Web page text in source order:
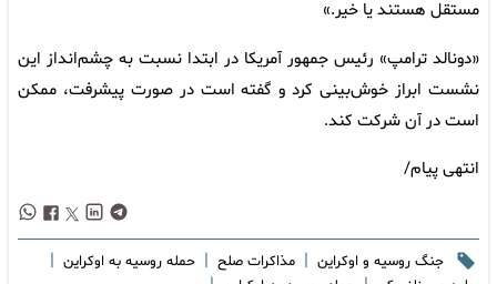
مستقل هستند یا خیر.»
«دونالد ترامپ» رئیس جمهور آمریکا در ابتدا نسبت به چشم‌انداز این
نشست ابراز خوش‌بینی کرد و گفته است در صورت پیشرفت، ممکن
است در آن شرکت کند.
انتهی پیام/
جنگ روسیه و اوکراین | مذاکرات صلح | حمله روسیه به اوکراین |